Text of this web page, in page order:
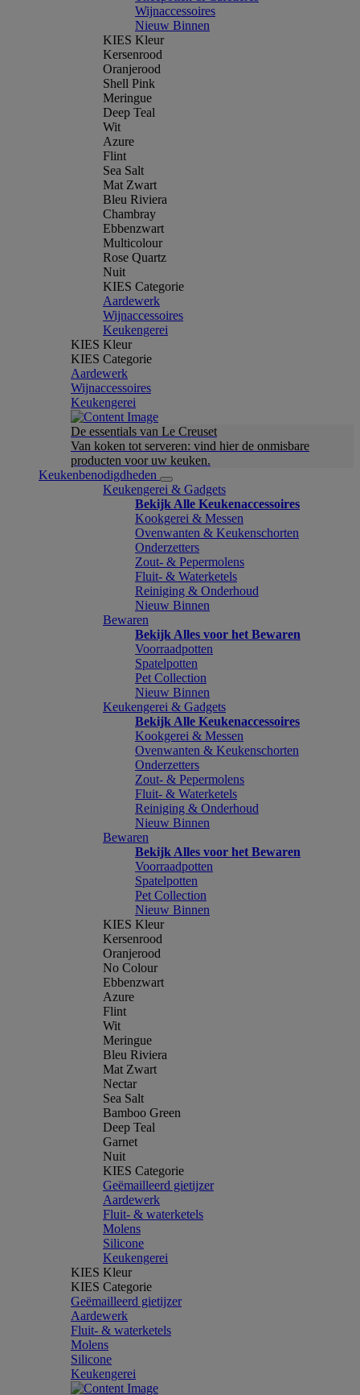
Wijnaccessoires
Nieuw Binnen
KIES Kleur
Kersenrood
Oranjerood
Shell Pink
Meringue
Deep Teal
Wit
Azure
Flint
Sea Salt
Mat Zwart
Bleu Riviera
Chambray
Ebbenzwart
Multicolour
Rose Quartz
Nuit
KIES Categorie
Aardewerk
Wijnaccessoires
Keukengerei
KIES Kleur
KIES Categorie
Aardewerk
Wijnaccessoires
Keukengerei
De essentials van Le Creuset
Van koken tot serveren: vind hier de onmisbare
producten voor uw keuken.
Keukenbenodigdheden
Keukengerei & Gadgets
Bekijk Alle Keukenaccessoires
Kookgerei & Messen
Ovenwanten & Keukenschorten
Onderzetters
Zout- & Pepermolens
Fluit- & Waterketels
Reiniging & Onderhoud
Nieuw Binnen
Bewaren
Bekijk Alles voor het Bewaren
Voorraadpotten
Spatelpotten
Pet Collection
Nieuw Binnen
Keukengerei & Gadgets
Bekijk Alle Keukenaccessoires
Kookgerei & Messen
Ovenwanten & Keukenschorten
Onderzetters
Zout- & Pepermolens
Fluit- & Waterketels
Reiniging & Onderhoud
Nieuw Binnen
Bewaren
Bekijk Alles voor het Bewaren
Voorraadpotten
Spatelpotten
Pet Collection
Nieuw Binnen
KIES Kleur
Kersenrood
Oranjerood
No Colour
Ebbenzwart
Azure
Flint
Wit
Meringue
Bleu Riviera
Mat Zwart
Nectar
Sea Salt
Bamboo Green
Deep Teal
Garnet
Nuit
KIES Categorie
Geëmailleerd gietijzer
Aardewerk
Fluit- & waterketels
Molens
Silicone
Keukengerei
KIES Kleur
KIES Categorie
Geëmailleerd gietijzer
Aardewerk
Fluit- & waterketels
Molens
Silicone
Keukengerei